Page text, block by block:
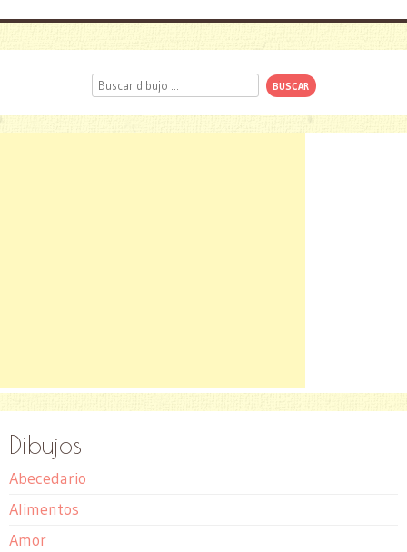
Buscar
Dibujos
Abecedario
Alimentos
Amor